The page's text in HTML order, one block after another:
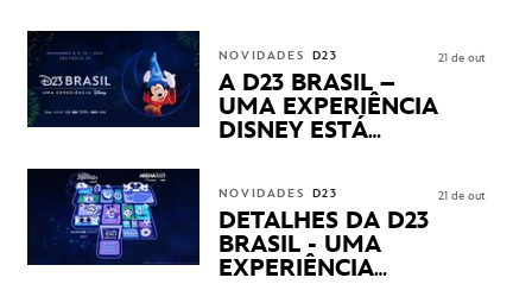
APRESENTAÇÕES E
PRODUTOS EXCLUSIVOS
NO TRANSAMÉRICA EXPO
CENTER EM SÃO PAULO
NOVIDADES D23
A D23 BRASIL –
UMA EXPERIÊNCIA
DISNEY ESTÁ
21 de out
NOVIDADES D23
DETALHES DA D23
BRASIL - UMA
EXPERIÊNCIA
21 de out